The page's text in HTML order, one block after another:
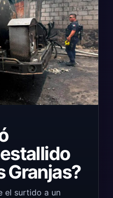
Granjas?
el surtido a un